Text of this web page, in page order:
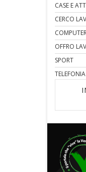
CASE E
CERCO
OFFRO
SPORT
TELEFONIA